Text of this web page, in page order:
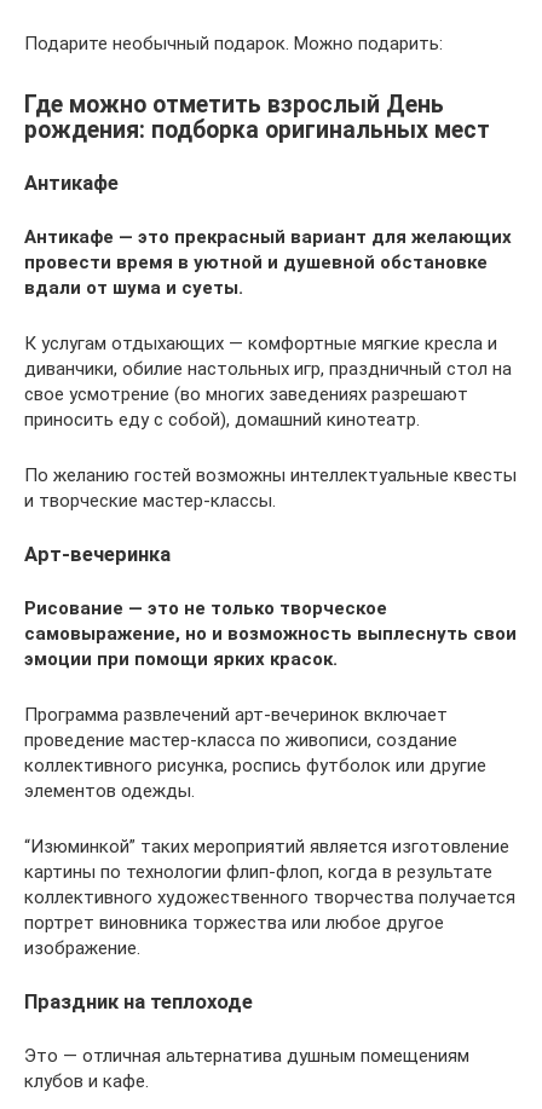
Подарите необычный подарок. Можно подарить:
Где можно отметить взрослый День
рождения: подборка оригинальных мест
Антикафе
Антикафе — это прекрасный вариант для желающих
провести время в уютной и душевной обстановке
вдали от шума и суеты.
К услугам отдыхающих — комфортные мягкие кресла и
диванчики, обилие настольных игр, праздничный стол на
свое усмотрение (во многих заведениях разрешают
приносить еду с собой), домашний кинотеатр.
По желанию гостей возможны интеллектуальные квесты
и творческие мастер-классы.
Арт-вечеринка
Рисование — это не только творческое
самовыражение, но и возможность выплеснуть свои
эмоции при помощи ярких красок.
Программа развлечений арт-вечеринок включает
проведение мастер-класса по живописи, создание
коллективного рисунка, роспись футболок или другие
элементов одежды.
“Изюминкой” таких мероприятий является изготовление
картины по технологии флип-флоп, когда в результате
коллективного художественного творчества получается
портрет виновника торжества или любое другое
изображение.
Праздник на теплоходе
Это — отличная альтернатива душным помещениям
клубов и кафе.